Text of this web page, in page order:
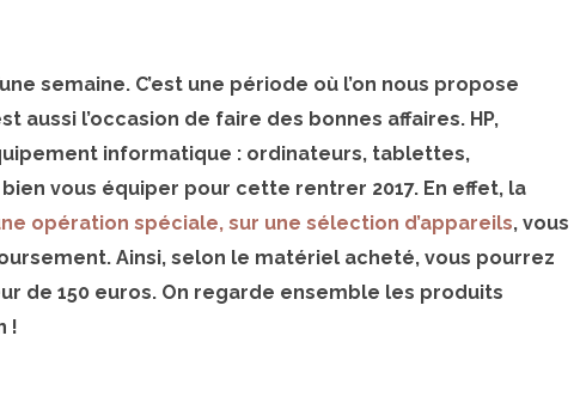
semaine. C’est une période où l’on nous propose
aussi l’occasion de faire des bonnes affaires. HP,
informatique : ordinateurs, tablettes,
vous équiper pour cette rentrer 2017. En effet, la
opération spéciale, sur une sélection d’appareils, vous
Ainsi, selon le matériel acheté, vous pourrez
de 150 euros. On regarde ensemble les produits
!